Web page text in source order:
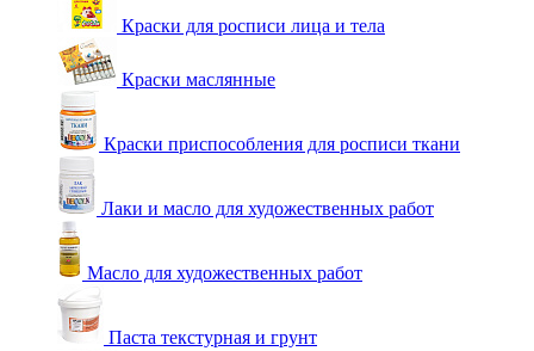
Краски для росписи лица и тела
Краски маслянные
Краски приспособления для росписи ткани
Лаки и масло для художественных работ
Масло для художественных работ
Паста текстурная и грунт